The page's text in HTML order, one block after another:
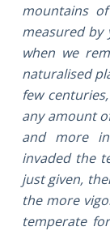
mountains
measured by
when we
naturalised
few
any amount
and more
invaded the
just given,
the more
temperate